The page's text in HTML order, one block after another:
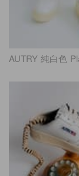
AUTRY 純白色